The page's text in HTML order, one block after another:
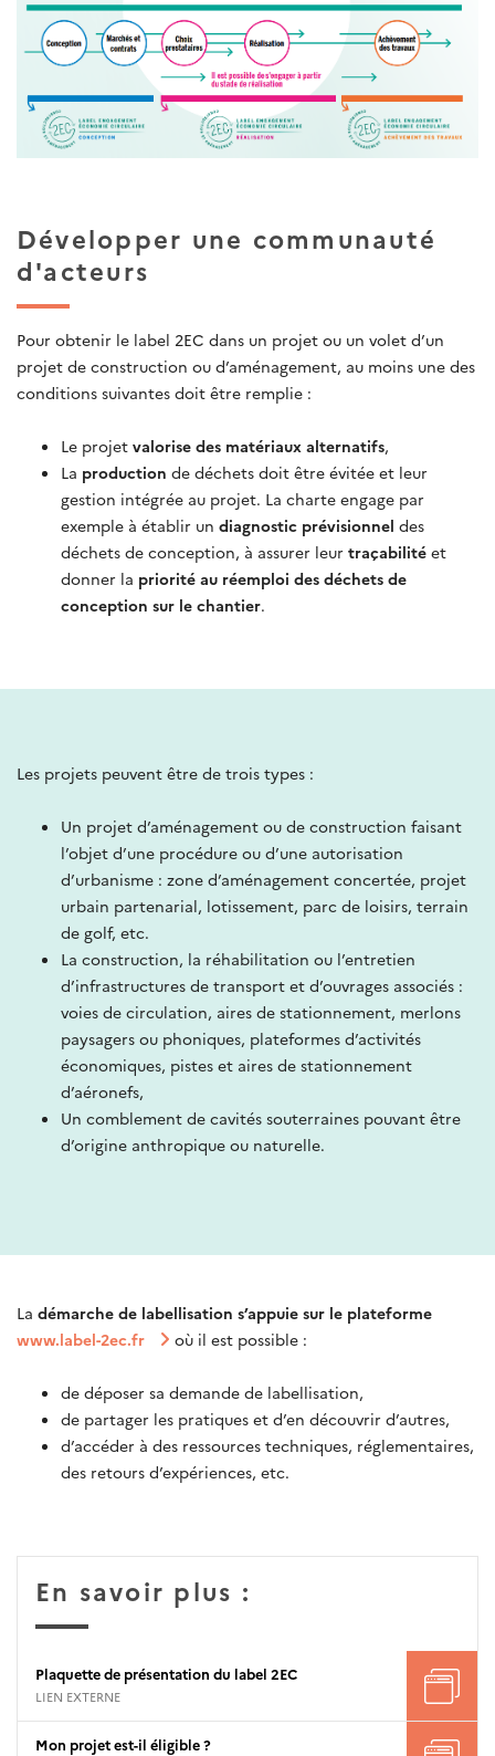
Développer une communauté
d'acteurs
Pour obtenir le label 2EC dans un projet ou un volet d’un
projet de construction ou d’aménagement, au moins une des
conditions suivantes doit être remplie :
Le projet valorise des matériaux alternatifs,
La production de déchets doit être évitée et leur
gestion intégrée au projet. La charte engage par
exemple à établir un diagnostic prévisionnel des
déchets de conception, à assurer leur traçabilité et
donner la priorité au réemploi des déchets de
conception sur le chantier.
Les projets peuvent être de trois types :
Un projet d’aménagement ou de construction faisant
l’objet d’une procédure ou d’une autorisation
d’urbanisme : zone d’aménagement concertée, projet
urbain partenarial, lotissement, parc de loisirs, terrain
de golf, etc.
La construction, la réhabilitation ou l’entretien
d’infrastructures de transport et d’ouvrages associés :
voies de circulation, aires de stationnement, merlons
paysagers ou phoniques, plateformes d’activités
économiques, pistes et aires de stationnement
d’aéronefs,
Un comblement de cavités souterraines pouvant être
d’origine anthropique ou naturelle.
La démarche de labellisation s’appuie sur le plateforme
www.label-2ec.fr
où il est possible :
de déposer sa demande de labellisation,
de partager les pratiques et d’en découvrir d’autres,
d’accéder à des ressources techniques, réglementaires,
des retours d’expériences, etc.
En savoir plus :
Plaquette de présentation du label 2EC
LIEN EXTERNE
Mon projet est-il éligible ?